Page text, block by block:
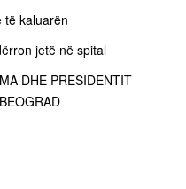
të kaluarën
jetë në spital
DHE PRESIDENTIT